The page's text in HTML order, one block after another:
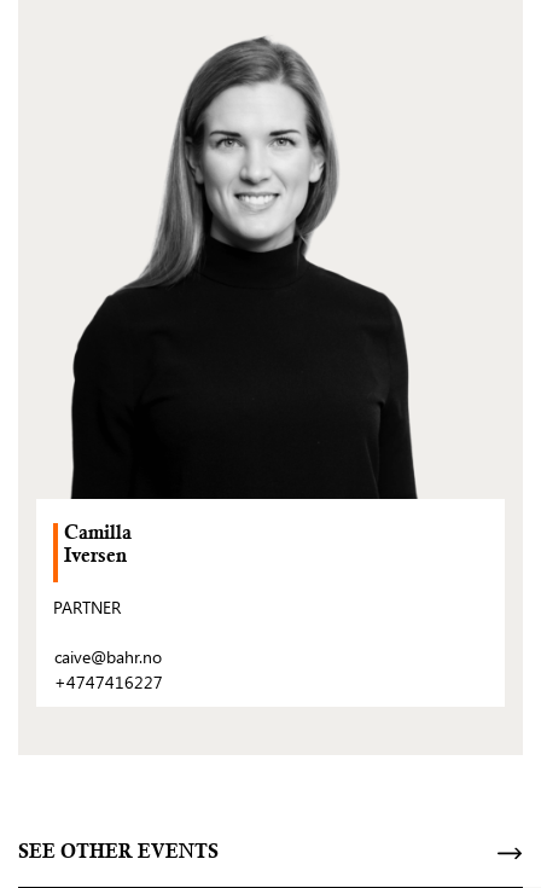
Camilla
Iversen
PARTNER
caive@bahr.no
+4747416227
SEE OTHER EVENTS